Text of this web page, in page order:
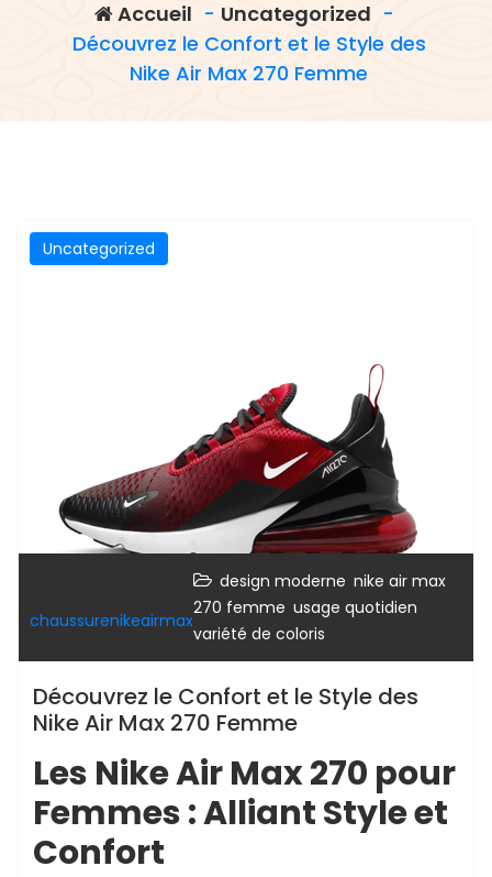
Accueil - Uncategorized -
Découvrez le Confort et le Style des
Nike Air Max 270 Femme
Uncategorized
chaussurenikeairmax
design moderne nike air max
270 femme usage quotidien
variété de coloris
Découvrez le Confort et le Style des
Nike Air Max 270 Femme
Les Nike Air Max 270 pour
Femmes : Alliant Style et
Confort